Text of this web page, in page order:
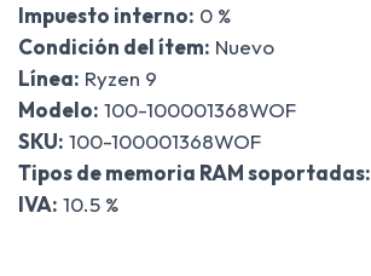
Impuesto interno: 0 %
Condición del ítem: Nuevo
Línea: Ryzen 9
Modelo: 100-100001368WOF
SKU: 100-100001368WOF
Tipos de memoria RAM soportadas:
IVA: 10.5 %